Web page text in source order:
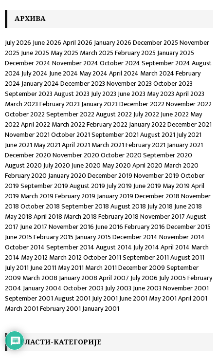
AРХИВА
July 2026June 2026April 2026January 2026December 2025November
2025June 2025 May 2025 March 2025February 2025January 2025
December 2024November 2024October 2024September 2024August
2024July 2024June 2024 May 2024April 2024 March 2024February
2024January 2024December 2023November 2023October 2023
September 2023August 2023July 2023June 2023 May 2023April 2023
March 2023February 2023January 2023December 2022November 2022
October 2022September 2022August 2022July 2022June 2022 May
2022April 2022 March 2022February 2022January 2022December 2021
November 2021October 2021September 2021August 2021July 2021
June 2021 May 2021April 2021 March 2021February 2021January 2021
December 2020November 2020October 2020September 2020
August 2020July 2020June 2020 May 2020April 2020 March 2020
February 2020January 2020December 2019November 2019October
2019September 2019August 2019July 2019June 2019 May 2019April
2019 March 2019February 2019January 2019December 2018November
2018October 2018September 2018August 2018July 2018June 2018
May 2018April 2018 March 2018February 2018November 2017August
2017June 2017November 2016June 2016February 2016December 2015
June 2015February 2015January 2015December 2014November 2014
October 2014September 2014August 2014July 2014April 2014 March
2014 May 2012 March 2012October 2011September 2011August 2011
July 2011June 2011 May 2011 March 2011December 2009September
2009 March 2008January 2008April 2007July 2006July 2005February
2004January 2004October 2003July 2003June 2003November 2001
September 2001August 2001July 2001June 2001 May 2001April 2001
March 2001February 2001January 2001
ОБЛАСТИ-КАТЕГОРИЈЕ